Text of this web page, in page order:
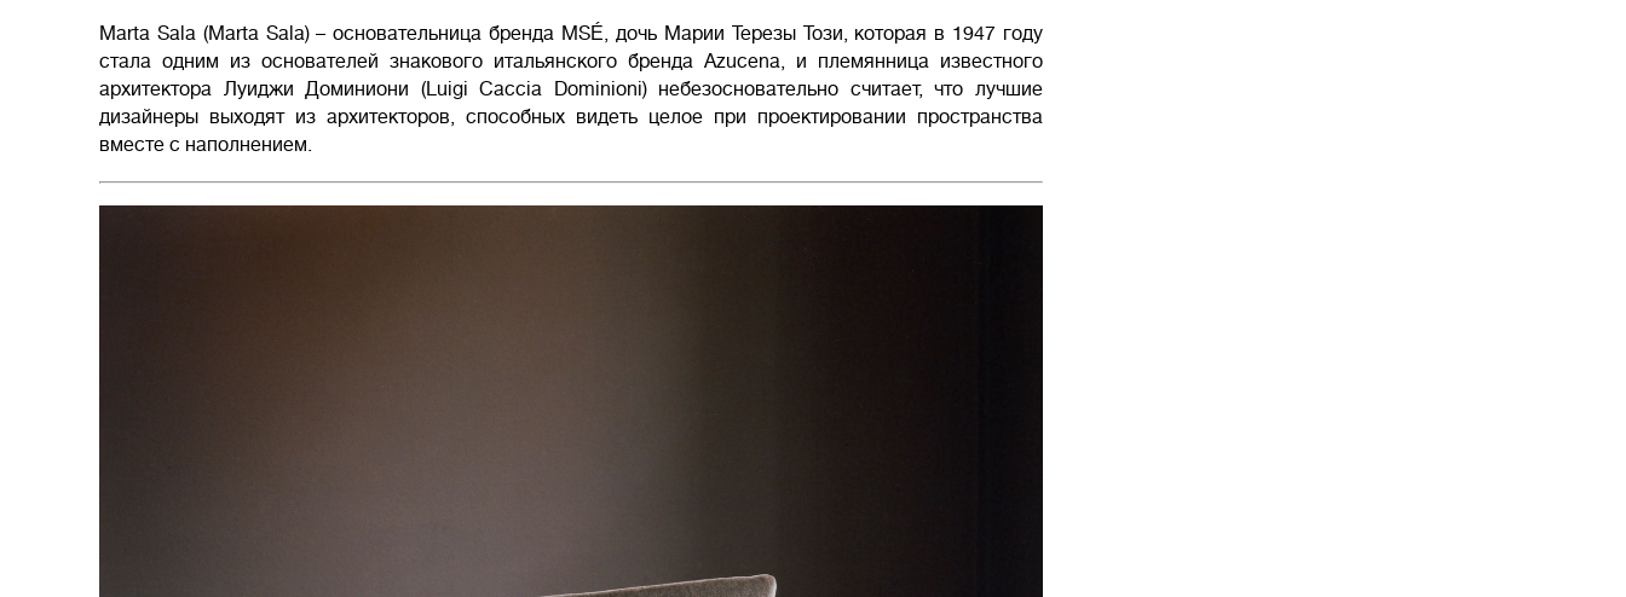
Marta Sala (Marta Sala) – основательница бренда MSÉ, дочь Марии Терезы Този, которая в 1947 году
стала одним из основателей знакового итальянского бренда Azucena, и племянница известного
архитектора Луиджи Доминиони (Luigi Caccia Dominioni) небезосновательно считает, что лучшие
дизайнеры выходят из архитекторов, способных видеть целое при проектировании пространства
вместе с наполнением.